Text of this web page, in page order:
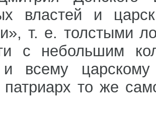
властей и
т. е. толстыми
с небольшим
всему
то же